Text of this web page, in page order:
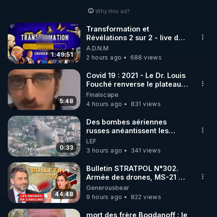
🌱 INSTAGRAM
https://www.instagram.com/rdlr_thierrycasasnovas/
http://rgnr.li/instagram
🌱 LA NEWSLETTER
Pour ne pas rater l’actualité RGNR (stages,
http://rgnr.li/news
🌱 VIDÉOS NON CENSURÉES SUR ODYSEE
Toutes les vidéos Youtube sont aussi sur la
http://rgnr.li/odysee
🌱 LES STAGES EN PRÉSENTIEL
Why this ad?
1:49:51
Transformation et
Révélations 2 sur 2 - live du
07/08/26
A.D.N.M
2 hours ago
688 views
5:48
Covid 19 : 2021 - Le Dr. Louis
Fouché renverse le plateau
de CNews !
Finalscape
4 hours ago
831 views
0:33
Des bombes aériennes
russes anéantissent les
centres de contrôle de
drones de 3 brigades
ukrainienne
LEF
3 hours ago
341 views
44:48
Bulletin STRATPOL N°302.
Armée des drones, MS-21 en
série, missiles coréens.
07.08.2026.
Generousbear
9 hours ago
822 views
mort des frère Bogdanoff : le